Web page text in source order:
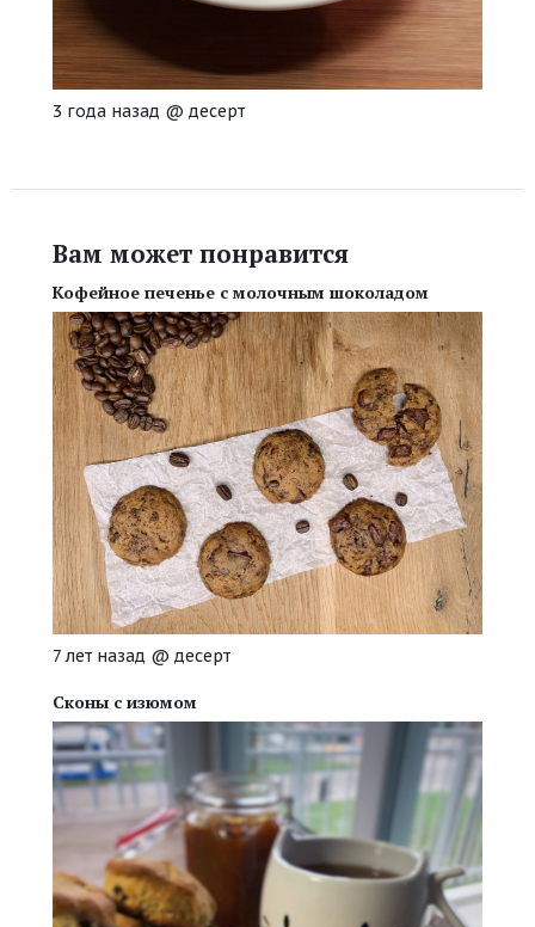
3 года назад @ десерт
Вам может понравится
Кофейное печенье с молочным шоколадом
7 лет назад @ десерт
Сконы с изюмом